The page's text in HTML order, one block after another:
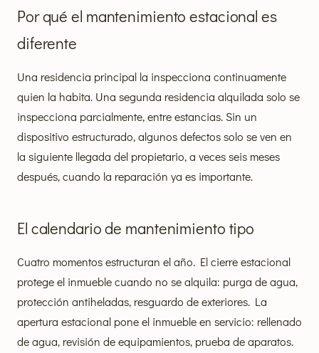
Por qué el mantenimiento estacional es
diferente
Una residencia principal la inspecciona continuamente
quien la habita. Una segunda residencia alquilada solo se
inspecciona parcialmente, entre estancias. Sin un
dispositivo estructurado, algunos defectos solo se ven en
la siguiente llegada del propietario, a veces seis meses
después, cuando la reparación ya es importante.
El calendario de mantenimiento tipo
Cuatro momentos estructuran el año. El cierre estacional
protege el inmueble cuando no se alquila: purga de agua,
protección antiheladas, resguardo de exteriores. La
apertura estacional pone el inmueble en servicio: rellenado
de agua, revisión de equipamientos, prueba de aparatos.